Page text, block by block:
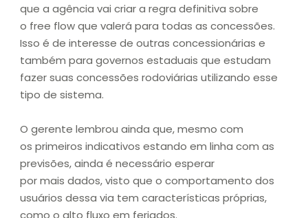
que a agência vai criar a regra definitiva sobre
o free flow que valerá para todas as concessões.
Isso é de interesse de outras concessionárias e
também para governos estaduais que estudam
fazer suas concessões rodoviárias utilizando esse
tipo de sistema.
O gerente lembrou ainda que, mesmo com
os primeiros indicativos estando em linha com as
previsões, ainda é necessário esperar
por mais dados, visto que o comportamento dos
usuários dessa via tem características próprias,
como o alto fluxo em feriados.